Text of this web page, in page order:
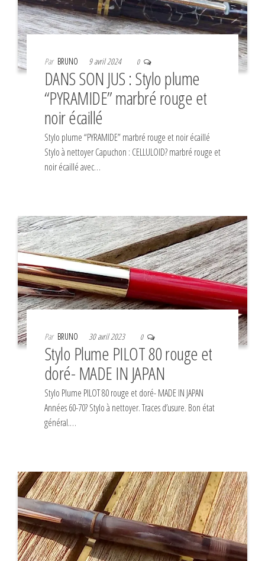
Par BRUNO 9 avril 2024 0
DANS SON JUS : Stylo plume
“PYRAMIDE” marbré rouge et
noir écaillé
Stylo plume “PYRAMIDE” marbré rouge et noir écaillé
Stylo à nettoyer Capuchon : CELLULOID? marbré rouge et
noir écaillé avec…
Par BRUNO 30 avril 2023 0
Stylo Plume PILOT 80 rouge et
doré- MADE IN JAPAN
Stylo Plume PILOT 80 rouge et doré- MADE IN JAPAN
Années 60-70? Stylo à nettoyer. Traces d’usure. Bon état
général.…